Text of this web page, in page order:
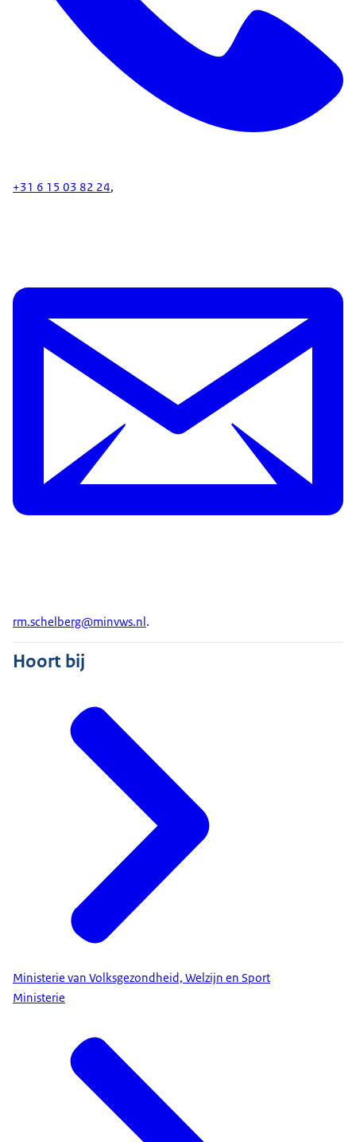
+31 6 15 03 82 24,
rm.schelberg@minvws.nl.
Hoort bij
Ministerie van Volksgezondheid, Welzijn en Sport
Ministerie